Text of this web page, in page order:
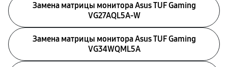
Замена матрицы монитора Asus TUF Gaming
VG27AQL5A-W
Замена матрицы монитора Asus TUF Gaming
VG34WQML5A